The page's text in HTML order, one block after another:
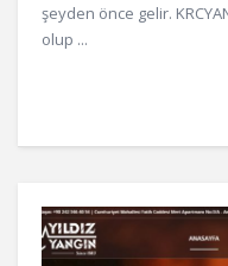
şeyden önce gelir.
olup ...